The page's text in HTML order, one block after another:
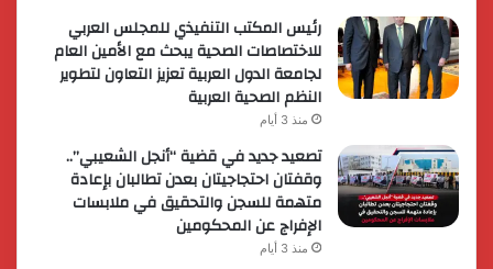
رئيس المكتب التنفيذي للمجلس العربي
للاختصاصات الصحية يبحث مع الأمين العام
لجامعة الدول العربية تعزيز التعاون لتطوير
النظم الصحية العربية
منذ 3 أيام
تصعيد جديد في قضية “أنجل الشعيبي”..
وقفتان احتجاجيتان بعدن تطالبان بإعادة
متهمة للسجن والتحقيق في ملابسات
الإفراج عن المحكومين
منذ 3 أيام